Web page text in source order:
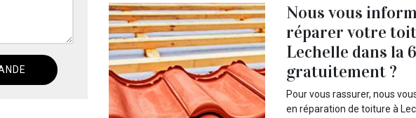
Nous vous
réparer votre
Lechelle dans la
gratuitement ?
Pour vous rassurer, nous
en réparation de toiture à